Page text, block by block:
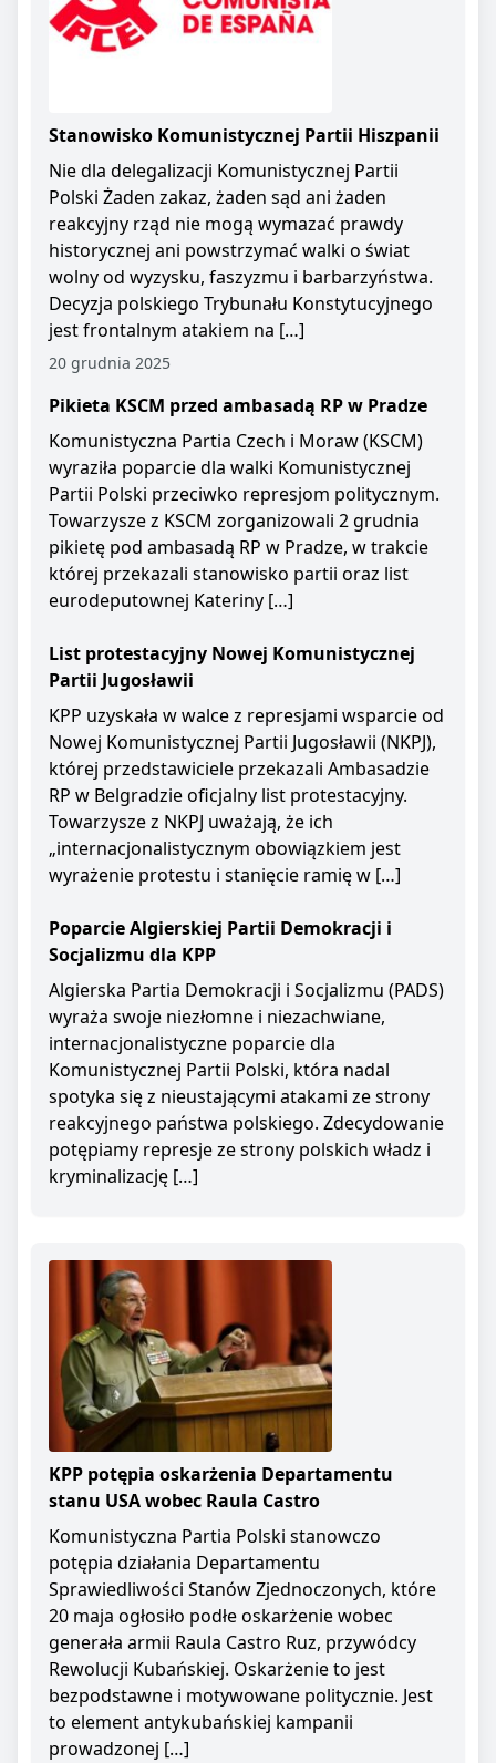
Stanowisko Komunistycznej Partii Hiszpanii
Nie dla delegalizacji Komunistycznej Partii
Polski Żaden zakaz, żaden sąd ani żaden
reakcyjny rząd nie mogą wymazać prawdy
historycznej ani powstrzymać walki o świat
wolny od wyzysku, faszyzmu i barbarzyństwa.
Decyzja polskiego Trybunału Konstytucyjnego
jest frontalnym atakiem na […]
20 grudnia 2025
Pikieta KSCM przed ambasadą RP w Pradze
Komunistyczna Partia Czech i Moraw (KSCM)
wyraziła poparcie dla walki Komunistycznej
Partii Polski przeciwko represjom politycznym.
Towarzysze z KSCM zorganizowali 2 grudnia
pikietę pod ambasadą RP w Pradze, w trakcie
której przekazali stanowisko partii oraz list
eurodeputownej Kateriny […]
List protestacyjny Nowej Komunistycznej
Partii Jugosławii
KPP uzyskała w walce z represjami wsparcie od
Nowej Komunistycznej Partii Jugosławii (NKPJ),
której przedstawiciele przekazali Ambasadzie
RP w Belgradzie oficjalny list protestacyjny.
Towarzysze z NKPJ uważają, że ich
„internacjonalistycznym obowiązkiem jest
wyrażenie protestu i stanięcie ramię w […]
Poparcie Algierskiej Partii Demokracji i
Socjalizmu dla KPP
Algierska Partia Demokracji i Socjalizmu (PADS)
wyraża swoje niezłomne i niezachwiane,
internacjonalistyczne poparcie dla
Komunistycznej Partii Polski, która nadal
spotyka się z nieustającymi atakami ze strony
reakcyjnego państwa polskiego. Zdecydowanie
potępiamy represje ze strony polskich władz i
kryminalizację […]
KPP potępia oskarżenia Departamentu
stanu USA wobec Raula Castro
Komunistyczna Partia Polski stanowczo
potępia działania Departamentu
Sprawiedliwości Stanów Zjednoczonych, które
20 maja ogłosiło podłe oskarżenie wobec
generała armii Raula Castro Ruz, przywódcy
Rewolucji Kubańskiej. Oskarżenie to jest
bezpodstawne i motywowane politycznie. Jest
to element antykubańskiej kampanii
prowadzonej […]